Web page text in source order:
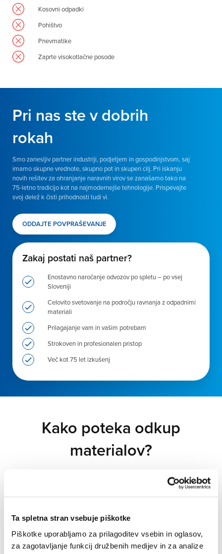
Ta spletna stran vsebuje piškotke
Piškotke uporabljamo za prilagoditev vsebin in oglasov,
za zagotavljanje funkcij družbenih medijev in za analize
Kosovni odpadki
Pohištvo
Pnevmatike
Zaprte visokotlačne posode
Pri nas ste v dobrih
rokah
Smo zanesljiv partner industriji, podjetjem in gospodinjstvom, saj
imamo skupne vrednote, skupno pot in skupen cilj. Pri iskanju
novih rešitev za ohranjanje naravnih virov se zanašamo tako na
75-letno tradicijo kot na najmodernejše tehnologije. Prispevajte
svoj delež k čisti prihodnosti tudi vi.
ODDAJTE POVPRAŠEVANJE
Zakaj postati naš partner?
Enostavno naročanje odvozov po spletu – po vsej
Sloveniji
Celovito svetovanje na področju ravnanja z odpadnimi
materiali
Prilagajanje vam in vašim potrebam
Strokoven in profesionalen pristop
Več kot 75 let izkušenj
Kako poteka odkup
materialov?
Sledite spodnjim korakom in si poenostavite poslovanje:
1
ODDATE POVPRAŠEVANJE